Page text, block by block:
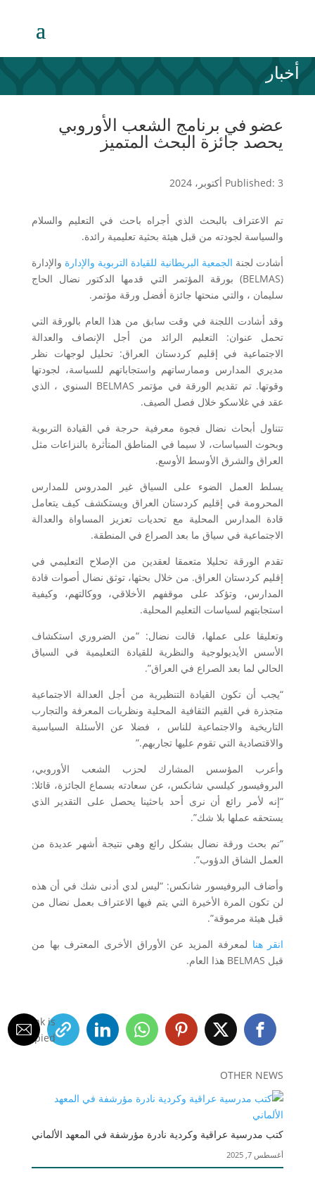
أخبار
عضو في برنامج الشعب الأوروبي
يحصد جائزة البحث المتميز
Published: 3 أكتوبر، 2024
تم الاعتراف بالبحث الذي أجراه باحث في التعليم والسلام
والسياسة لجودته من قبل هيئة بحثية تعليمية رائدة.
أشادت لجنة الجمعية البريطانية للقيادة التربوية والإدارة والإدارة
(BELMAS) بورقة المؤتمر التي قدمها الدكتور نضال الحاج
سليمان ، والتي منحتها جائزة أفضل ورقة مؤتمر.
وقد أشادت اللجنة في وقت سابق من هذا العام بالورقة التي
تحمل عنوان: التعليم الرائد من أجل الإنصاف والعدالة
الاجتماعية في إقليم كردستان العراق: تحليل لوجهات نظر
مديري المدارس وممارساتهم واستجاباتهم للسياسة، لجودتها
وقوتها. تم تقديم الورقة في مؤتمر BELMAS السنوي ، الذي
عقد في غلاسكو خلال فصل الصيف.
تتناول أبحاث نضال فجوة معرفية حرجة في القيادة التربوية
وبحوث السياسات، لا سيما في المناطق المتأثرة بالنزاعات مثل
العراق والشرق الأوسط الأوسع.
يسلط العمل الضوء على السياق غير المدروس للمدارس
المحرومة في إقليم كردستان العراق ويستكشف كيف يتعامل
قادة المدارس المحلية مع تحديات تعزيز المساواة والعدالة
الاجتماعية في سياق ما بعد الصراع في المنطقة.
تقدم الورقة تحليلا متعمقا لعقدين من الإصلاح التعليمي في
إقليم كردستان العراق. من خلال بحثها، توثق نضال أصوات قادة
المدارس، وتؤكد على موقفهم الأخلاقي، ووكالتهم، وكيفية
استجابتهم لسياسات التعليم المحلية.
وتعليقا على عملها، قالت نضال: “من الضروري استكشاف
الأسس الأيديولوجية والنظرية للقيادة التعليمية في السياق
الحالي لما بعد الصراع في العراق”.
“يجب أن تكون القيادة التنظيرية من أجل العدالة الاجتماعية
متجذرة في القيم الثقافية المحلية ونظريات المعرفة والتجارب
التاريخية والاجتماعية للناس ، فضلا عن الأسئلة السياسية
والاقتصادية التي تقوم عليها تجاربهم.”
وأعرب المؤسس المشارك لحزب الشعب الأوروبي،
البروفيسور كيلسي شانكس، عن سعادته بسماع الجائزة، قائلا:
“إنه لأمر رائع أن نرى أحد باحثينا يحصل على التقدير الذي
يستحقه عملها بلا شك”.
“تم بحث ورقة نضال بشكل رائع وهي نتيجة أشهر عديدة من
العمل الشاق الدؤوب”.
وأضاف البروفيسور شانكس: “ليس لدي أدنى شك في أن هذه
لن تكون المرة الأخيرة التي يتم فيها الاعتراف بعمل نضال من
قبل هيئة مرموقة”.
انقر هنا لمعرفة المزيد عن الأوراق الأخرى المعترف بها من
قبل BELMAS هذا العام.
Link is
Copied!
OTHER NEWS
كتب مدرسية عراقية وكردية نادرة مؤرشفة في المعهد الألماني
أغسطس 7, 2025